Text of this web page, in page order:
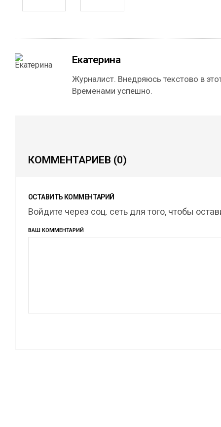
Екатерина
Журналист. Внедряюсь текстово в
Временами успешно.
КОММЕНТАРИЕВ (0)
ОСТАВИТЬ КОММЕНТАРИЙ
Войдите через соц. сеть для того, чтобы
ВАШ КОММЕНТАРИЙ